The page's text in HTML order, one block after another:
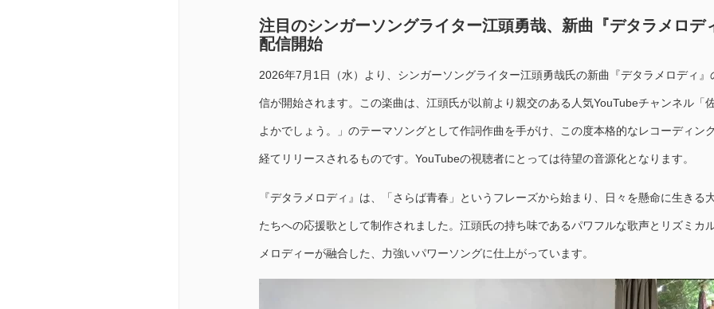
注目のシンガーソングライター江頭勇哉、新曲『デタラメロデ
配信開始
2026年7月1日（水）より、シンガーソングライター江頭勇哉氏の新曲『デタラメロディ』
信が開始されます。この楽曲は、江頭氏が以前より親交のある人気YouTubeチャンネル「
よかでしょう。」のテーマソングとして作詞作曲を手がけ、この度本格的なレコーディン
経てリリースされるものです。YouTubeの視聴者にとっては待望の音源化となります。
『デタラメロディ』は、「さらば青春」というフレーズから始まり、日々を懸命に生きる
たちへの応援歌として制作されました。江頭氏の持ち味であるパワフルな歌声とリズミカ
メロディーが融合した、力強いパワーソングに仕上がっています。